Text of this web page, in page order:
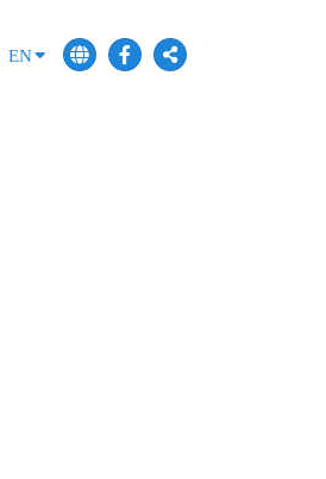
EN